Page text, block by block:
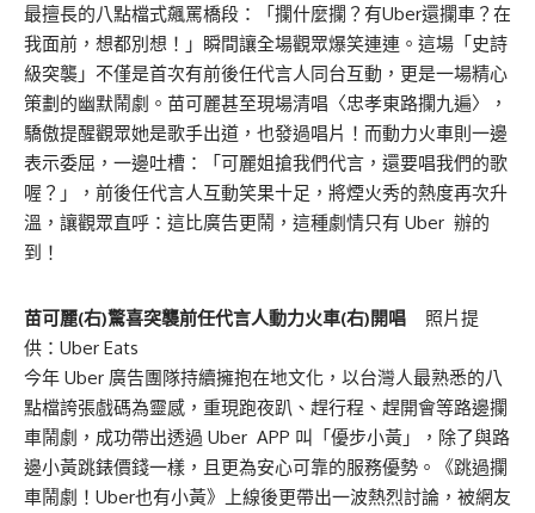
最擅長的八點檔式飆罵橋段：「攔什麼攔？有Uber還攔車？在
我面前，想都別想！」瞬間讓全場觀眾爆笑連連。這場「史詩
級突襲」不僅是首次有前後任代言人同台互動，更是一場精心
策劃的幽默鬧劇。苗可麗甚至現場清唱〈忠孝東路攔九遍〉，
驕傲提醒觀眾她是歌手出道，也發過唱片！而動力火車則一邊
表示委屈，一邊吐槽：「可麗姐搶我們代言，還要唱我們的歌
喔？」，前後任代言人互動笑果十足，將煙火秀的熱度再次升
溫，讓觀眾直呼：這比廣告更鬧，這種劇情只有 Uber 辦的
到！
苗可麗(右)驚喜突襲前任代言人動力火車(右)開唱 照片提
供：Uber Eats
今年 Uber 廣告團隊持續擁抱在地文化，以台灣人最熟悉的八
點檔誇張戲碼為靈感，重現跑夜趴、趕行程、趕開會等路邊攔
車鬧劇，成功帶出透過 Uber APP 叫「優步小黃」，除了與路
邊小黃跳錶價錢一樣，且更為安心可靠的服務優勢。《跳過攔
車鬧劇！Uber也有小黃》上線後更帶出一波熱烈討論，被網友